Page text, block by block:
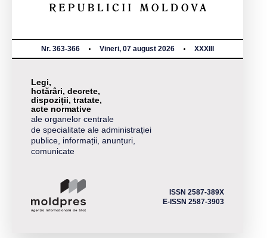
Nr. 363-366 Vineri, 07 august 2026 XXXIII
Legi,
hotărâri, decrete,
dispoziții, tratate,
acte normative
ale organelor centrale
de specialitate ale administrației
publice, informații, anunțuri,
comunicate
ISSN 2587-389X
E-ISSN 2587-3903